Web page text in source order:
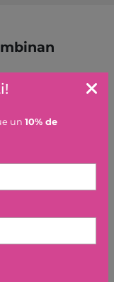
RUBENS
un 10% de